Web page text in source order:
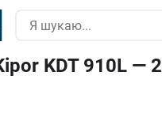
KDT 910L — 2